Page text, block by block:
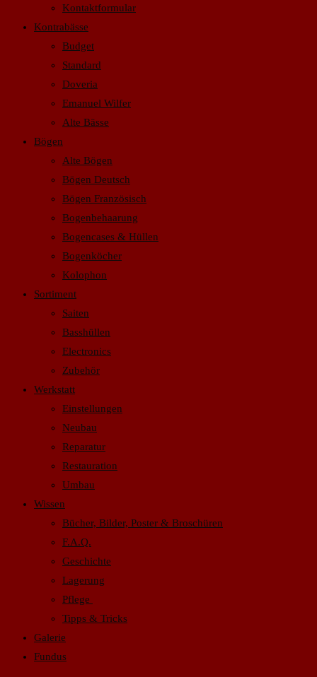
Kontaktformular
Kontrabässe
Budget
Standard
Doveria
Emanuel Wilfer
Alte Bässe
Bögen
Alte Bögen
Bögen Deutsch
Bögen Französisch
Bogenbehaarung
Bogencases & Hüllen
Bogenköcher
Kolophon
Sortiment
Saiten
Basshüllen
Electronics
Zubehör
Werkstatt
Einstellungen
Neubau
Reparatur
Restauration
Umbau
Wissen
Bücher, Bilder, Poster & Broschüren
F.A.Q.
Geschichte
Lagerung
Pflege
Tipps & Tricks
Galerie
Fundus